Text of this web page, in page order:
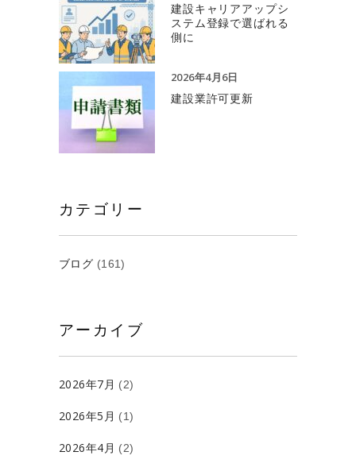
建設キャリアアップシ
ステム登録で選ばれる
側に
2026年4月6日
建設業許可更新
カテゴリー
ブログ (161)
アーカイブ
2026年7月 (2)
2026年5月 (1)
2026年4月 (2)